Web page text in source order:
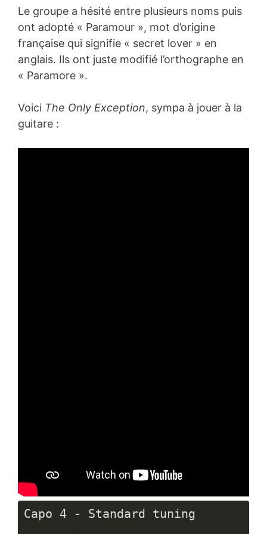
Le groupe a hésité entre plusieurs noms puis
ont adopté « Paramour », mot d’origine
française qui signifie « secret lover » en
anglais. Ils ont juste modifié l’orthographe en
« Paramore ».
Voici The Only Exception, sympa à jouer à la
guitare :
Capo 4 - Standard tuning